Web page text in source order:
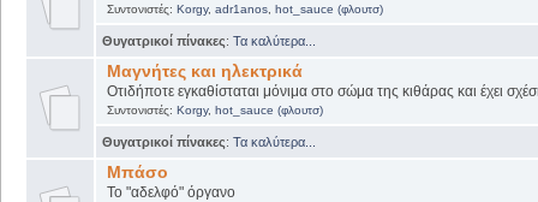
Συντονιστές: Korgy, adr1anos, hot_sauce (φλουτσ)
Θυγατρικοί πίνακες: Τα καλύτερα...
Μαγνήτες και ηλεκτρικά
Οτιδήποτε εγκαθίσταται μόνιμα στο σώμα της κιθάρας και έχει
Συντονιστές: Korgy, hot_sauce (φλουτσ)
Θυγατρικοί πίνακες: Τα καλύτερα...
Μπάσο
Το "αδελφό" όργανο